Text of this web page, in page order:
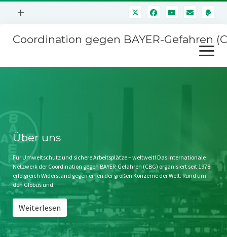
Menü
+
Mitmachen
Kontakt
Impressum
Störfälle
Coordination gegen BAYER-Gefahren
Menü
öffnen
Stichwort BAYER
Jahrestagung
SPENDEN
Über uns
Für Umweltschutz und sichere Arbeitsplätze – weltweit! Das internationale
Netzwerk der Coordination gegen BAYER-Gefahren (CBG) organisiert seit 1978
erfolgreich Widerstand gegen einen der großen Konzerne der Welt. Rund um
den Globus und…
Weiterlesen